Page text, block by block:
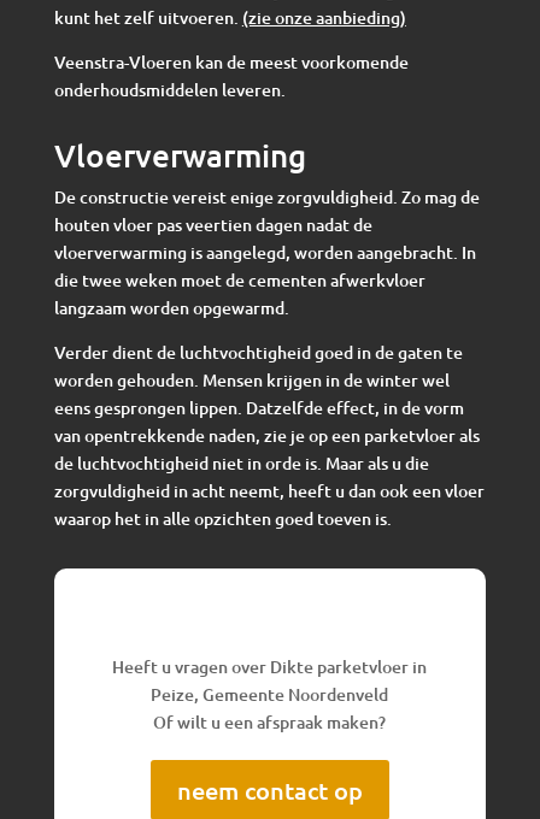
kunt het zelf uitvoeren. (zie onze aanbieding)
Veenstra-Vloeren kan de meest voorkomende
onderhoudsmiddelen leveren.
Vloerverwarming
De constructie vereist enige zorgvuldigheid. Zo mag de
houten vloer pas veertien dagen nadat de
vloerverwarming is aangelegd, worden aangebracht. In
die twee weken moet de cementen afwerkvloer
langzaam worden opgewarmd.
Verder dient de luchtvochtigheid goed in de gaten te
worden gehouden. Mensen krijgen in de winter wel
eens gesprongen lippen. Datzelfde effect, in de vorm
van opentrekkende naden, zie je op een parketvloer als
de luchtvochtigheid niet in orde is. Maar als u die
zorgvuldigheid in acht neemt, heeft u dan ook een vloer
waarop het in alle opzichten goed toeven is.
Heeft u vragen over Dikte parketvloer in
Peize, Gemeente Noordenveld
Of wilt u een afspraak maken?
neem contact op